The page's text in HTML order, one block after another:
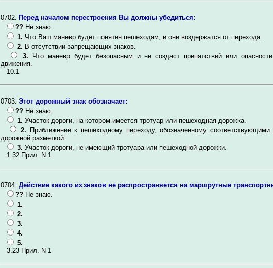
0702. Перед началом перестроения Вы должны убедиться:
?? Не знаю.
1. Что Ваш маневр будет понятен пешеходам, и они воздержатся от перехода.
2. В отсутствии запрещающих знаков.
3. Что маневр будет безопасным и не создаст препятствий или
движения.
10.1
0703. Этот дорожный знак обозначает:
?? Не знаю.
1. Участок дороги, на котором имеется тротуар или пешеходная дорожка.
2.
Приближение к пешеходному переходу, обозначенному
дорожной разметкой.
3. Участок дороги, не имеющий тротуара или пешеходной дорожки.
1.32 Прил. N 1
0704. Действие какого из знаков не распространяется на маршрутные
?? Не знаю.
1.
2.
3.
4.
5.
3.23 Прил. N 1